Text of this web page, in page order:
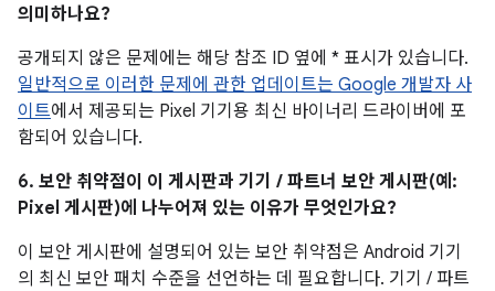
의미하나요?
공개되지 않은 문제에는 해당 참조 ID 옆에 * 표시가 있습니다.
일반적으로 이러한 문제에 관한 업데이트는 Google 개발자 사
이트에서 제공되는 Pixel 기기용 최신 바이너리 드라이버에 포
함되어 있습니다.
6. 보안 취약점이 이 게시판과 기기 / 파트너 보안 게시판(예:
Pixel 게시판)에 나누어져 있는 이유가 무엇인가요?
이 보안 게시판에 설명되어 있는 보안 취약점은 Android 기기
의 최신 보안 패치 수준을 선언하는 데 필요합니다. 기기 / 파트